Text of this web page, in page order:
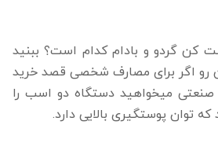
کن گردو و بادام کدام است؟ ببنید
رو اگر برای مصارف شخصی قصد خرید
میخواهید دستگاه دو اسب را